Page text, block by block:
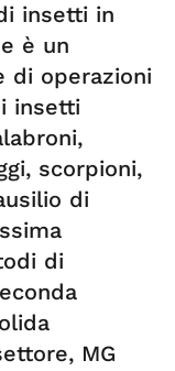
insetti in
è un
di operazioni
insetti
scorpioni,
di
di
MG